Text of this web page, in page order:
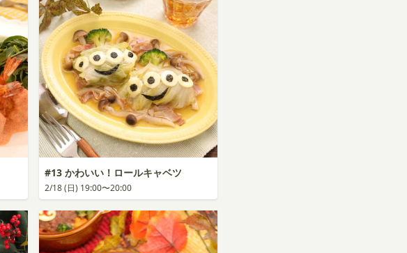
#13 かわいい！ロールキャベツ
2/18 (日) 19:00〜20:00